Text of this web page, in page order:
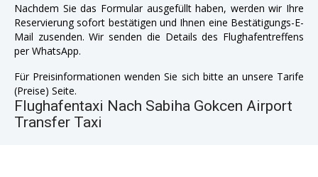
Nachdem Sie das Formular ausgefüllt haben, werden wir Ihre
Reservierung sofort bestätigen und Ihnen eine Bestätigungs-E-
Mail zusenden. Wir senden die Details des Flughafentreffens
per WhatsApp.
Für Preisinformationen wenden Sie sich bitte an unsere Tarife
(Preise) Seite.
Flughafentaxi Nach Sabiha Gokcen Airport
Transfer Taxi